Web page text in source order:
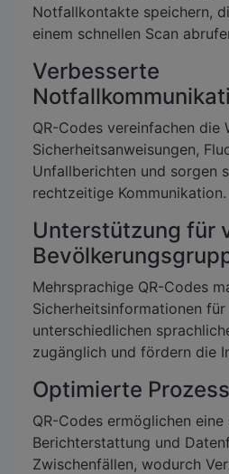
Notfallkontakte speichern,
einem schnellen Scan
Verbesserte
QR-Codes vereinfachen die
Sicherheitsanweisungen,
Unfallberichten und sorgen
rechtzeitige Kommunikation.
Unterstützung für
Mehrsprachige QR-Codes
Sicherheitsinformationen
unterschiedlichen
zugänglich und fördern die
Optimierte
QR-Codes ermöglichen eine
Berichterstattung und
Zwischenfällen, wodurch